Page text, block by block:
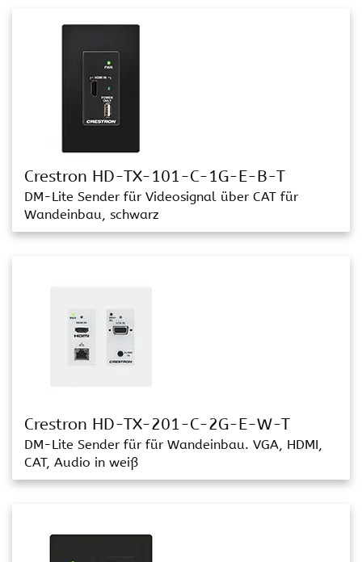
Crestron HD-TX-101-C-1G-E-B-T
DM-Lite Sender für Videosignal über CAT für
Wandeinbau, schwarz
Crestron HD-TX-201-C-2G-E-W-T
DM-Lite Sender für für Wandeinbau. VGA, HDMI,
CAT, Audio in weiß